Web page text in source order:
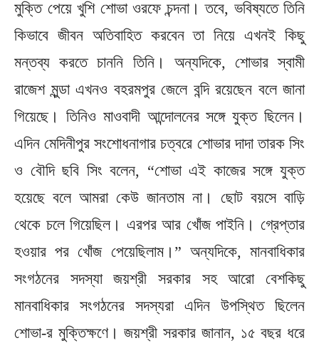
মুক্তি পেয়ে খুশি শোভা ওরফে চন্দনা। তবে, ভবিষ্যতে তিনি
কিভাবে জীবন অতিবাহিত করবেন তা নিয়ে এখনই কিছু
মন্তব্য করতে চাননি তিনি। অন্যদিকে, শোভার স্বামী
রাজেশ মুন্ডা এখনও বহরমপুর জেলে বন্দি রয়েছেন বলে জানা
গিয়েছে। তিনিও মাওবাদী আন্দোলনের সঙ্গে যুক্ত ছিলেন।
এদিন মেদিনীপুর সংশোধনাগার চত্বরে শোভার দাদা তারক সিং
ও বৌদি ছবি সিং বলেন, “শোভা এই কাজের সঙ্গে যুক্ত
হয়েছে বলে আমরা কেউ জানতাম না। ছোট বয়সে বাড়ি
থেকে চলে গিয়েছিল। এরপর আর খোঁজ পাইনি। গ্রেপ্তার
হওয়ার পর খোঁজ পেয়েছিলাম।” অন্যদিকে, মানবাধিকার
সংগঠনের সদস্যা জয়শ্রী সরকার সহ আরো বেশকিছু
মানবাধিকার সংগঠনের সদস্যরা এদিন উপস্থিত ছিলেন
শোভা-র মুক্তিক্ষণে। জয়শ্রী সরকার জানান, ১৫ বছর ধরে